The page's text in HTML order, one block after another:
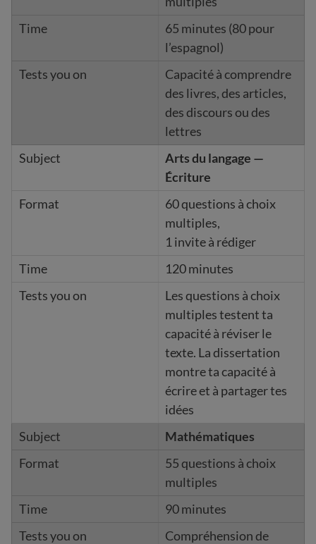
65 minutes (80 pour
l’espagnol)
Capacité à comprendre
des livres, des articles,
des discours ou des
lettres
Arts du langage —
Écriture
60 questions à choix
multiples,
1 invite à rédiger
120 minutes
Les questions à choix
multiples testent ta
capacité à réviser le
texte. La dissertation
montre ta capacité à
écrire et à partager tes
idées
Mathématiques
55 questions à choix
multiples
90 minutes
Compréhension de